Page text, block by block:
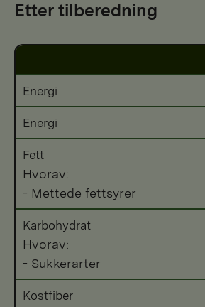
Etter tilberedning
Energi
Energi
Fett
Hvorav:
- Mettede fettsyrer
Karbohydrat
Hvorav:
- Sukkerarter
Kostfiber